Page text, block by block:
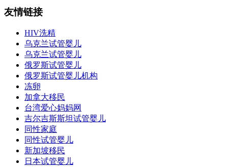
友情链接
HIV洗精
乌克兰试管婴儿
乌克兰试管婴儿
俄罗斯试管婴儿
俄罗斯试管婴儿机构
冻卵
加拿大移民
台湾爱心妈妈网
吉尔吉斯斯坦试管婴儿
同性家庭
同性试管婴儿
新加坡移民
日本试管婴儿